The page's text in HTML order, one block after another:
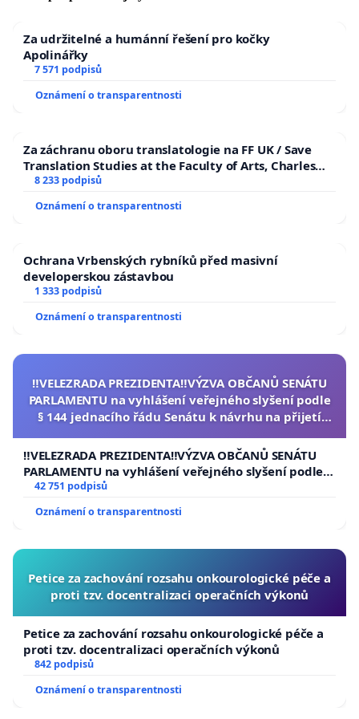
Za udržitelné a humánní řešení pro kočky
Apolinářky
7 571 podpisů
Oznámení o transparentnosti
Za záchranu oboru translatologie na FF UK / Save
Translation Studies at the Faculty of Arts, Charles
University
8 233 podpisů
Oznámení o transparentnosti
Ochrana Vrbenských rybníků před masivní
developerskou zástavbou
1 333 podpisů
Oznámení o transparentnosti
‼️VELEZRADA PREZIDENTA‼️VÝZVA OBČANŮ SENÁTU
PARLAMENTU na vyhlášení veřejného slyšení podle
§ 144 jednacího řádu Senátu k návrhu na přijetí
republiky
‼️VELEZRADA PREZIDENTA‼️VÝZVA OBČANŮ SENÁTU
PARLAMENTU na vyhlášení veřejného slyšení podle §
144 jednacího řádu Senátu k návrhu na přijetí
usnesení k podání ústavní žaloby na prezidenta
republiky
42 751 podpisů
Oznámení o transparentnosti
Petice za zachování rozsahu onkourologické péče a
proti tzv. docentralizaci operačních výkonů
Petice za zachování rozsahu onkourologické péče a
proti tzv. docentralizaci operačních výkonů
842 podpisů
Oznámení o transparentnosti